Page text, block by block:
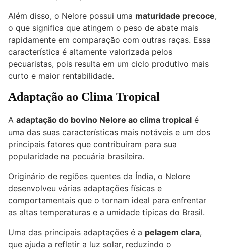
Além disso, o Nelore possui uma maturidade precoce,
o que significa que atingem o peso de abate mais
rapidamente em comparação com outras raças. Essa
característica é altamente valorizada pelos
pecuaristas, pois resulta em um ciclo produtivo mais
curto e maior rentabilidade.
Adaptação ao Clima Tropical
A adaptação do bovino Nelore ao clima tropical é
uma das suas características mais notáveis e um dos
principais fatores que contribuíram para sua
popularidade na pecuária brasileira.
Originário de regiões quentes da Índia, o Nelore
desenvolveu várias adaptações físicas e
comportamentais que o tornam ideal para enfrentar
as altas temperaturas e a umidade típicas do Brasil.
Uma das principais adaptações é a pelagem clara,
que ajuda a refletir a luz solar, reduzindo o